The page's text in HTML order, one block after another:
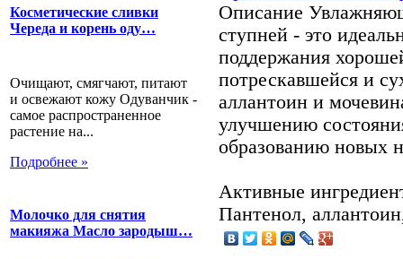
Косметические сливки
Череда и корень оду…
Очищают, смягчают, питают
и освежают кожу Одуванчик -
самое распространенное
растение на...
Подробнее »
Молочко для снятия
макияжа Масло зародыш…
Описание
ступней - это
поддержания
потрескавшейся и
аллантоин и
улучшению
образованию новых
Активные
Пантенол,